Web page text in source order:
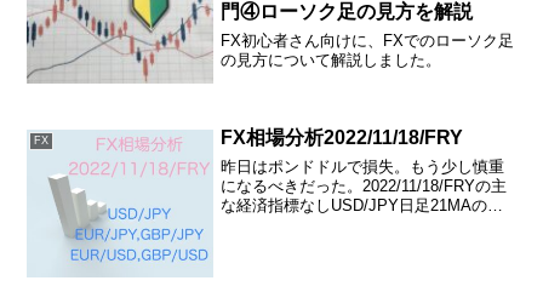
門④ローソク足の見方を解説
FX初心者さん向けに、FXでのローソク足
の見方について解説しました。
FX FX相場分析2022/11/18/FRY
昨日はポンドドルで損失。もう少し慎重
になるべきだった。2022/11/18/FRYの主
な経済指標なしUSD/JPY日足21MAの下